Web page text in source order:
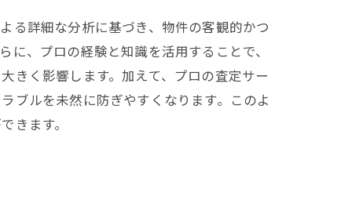
る詳細な分析に基づき、物件の客観的かつ
、プロの経験と知識を活用することで、
きく影響します。加えて、プロの査定サー
ブルを未然に防ぎやすくなります。このよ
きます。